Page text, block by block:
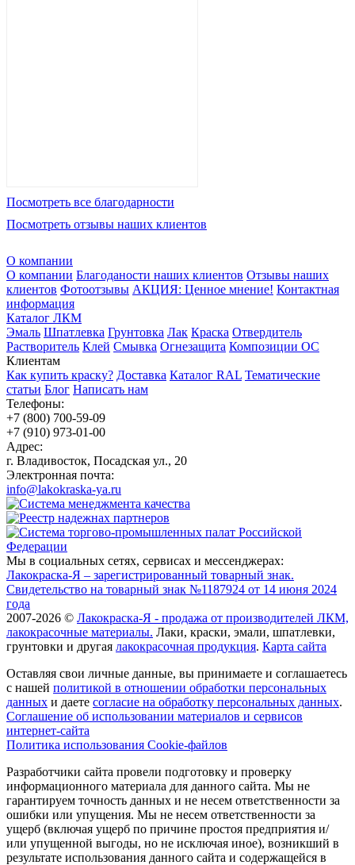
Посмотреть все благодарности
Посмотреть отзывы наших клиентов
О компании
О компании Благоданости наших клиентов Отзывы наших
клиентов Фотоотзывы АКЦИЯ: Ценное мнение! Контактная
информация
Каталог ЛКМ
Эмаль Шпатлевка Грунтовка Лак Краска Отвердитель
Растворитель Клей Смывка Огнезащита Композиции ОС
Клиентам
Как купить краску? Доставка Каталог RAL Тематические
статьи Блог Написать нам
Телефоны:
+7 (800) 700-59-09
+7 (910) 973-01-00
Адрес:
г. Владивосток, Посадская ул., 20
Электронная почта:
info@lakokraska-ya.ru
Мы в социальных сетях, сервисах и мессенджерах:
Лакокраска-Я – зарегистрированный товарный знак.
Свидетельство на товарный знак №1187924 от 14 июня 2024
года
2007-2026 © Лакокраска-Я - продажа от производителей ЛКМ,
лакокрасочные материалы. Лаки, краски, эмали, шпатлевки,
грунтовки и другая лакокрасочная продукция. Карта сайта
Оставляя свои личные данные, вы принимаете и соглашаетесь
с нашей политикой в отношении обработки персональных
данных и даете cогласие на обработку персональных данных.
Соглашение об использовании материалов и сервисов
интернет-сайта
Политика использования Cookie-файлов
Разработчики сайта провели подготовку и проверку
информационного материала для данного сайта. Мы не
гарантируем точность данных и не несем ответственности за
ошибки или упущения. Мы не несем ответственности за
ущерб (включая ущерб по причине простоя предприятия и/
или упущенной выгоды, но не исключая иное), возникший в
результате использования данного сайта и содержащейся в